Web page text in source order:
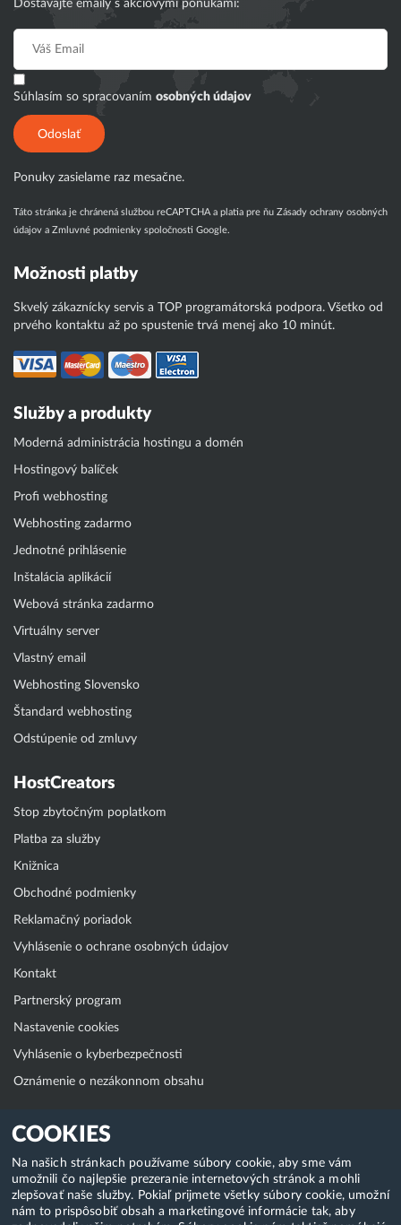
COOKIES
Na našich stránkach používame súbory cookie, aby sme vám
umožnili čo najlepšie prezeranie internetových stránok a mohli
zlepšovať naše služby. Pokiaľ prijmete všetky súbory cookie, umožní
nám to prispôsobiť obsah a marketingové informácie tak, aby
Dostávajte emaily s akciovými ponukami:
Súhlasím so spracovaním osobných údajov
Odoslať
Ponuky zasielame raz mesačne.
Táto stránka je chránená službou reCAPTCHA a platia pre ňu Zásady ochrany osobných
údajov a Zmluvné podmienky spoločnosti Google.
Možnosti platby
Skvelý zákaznícky servis a TOP programátorská podpora. Všetko od
prvého kontaktu až po spustenie trvá menej ako 10 minút.
Služby a produkty
Moderná administrácia hostingu a domén
Hostingový balíček
Profi webhosting
Webhosting zadarmo
Jednotné prihlásenie
Inštalácia aplikácií
Webová stránka zadarmo
Virtuálny server
Vlastný email
Webhosting Slovensko
Štandard webhosting
Odstúpenie od zmluvy
HostCreators
Stop zbytočným poplatkom
Platba za služby
Knižnica
Obchodné podmienky
Reklamačný poriadok
Vyhlásenie o ochrane osobných údajov
Kontakt
Partnerský program
Nastavenie cookies
Vyhlásenie o kyberbezpečnosti
Oznámenie o nezákonnom obsahu
Klientská zóna
WebAdmin
WebMail
Zmena hesla (E-mail, FTP, SSH)